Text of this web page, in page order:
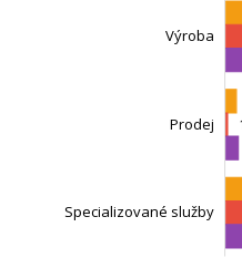
Specializované služby
Výroba
Prodej
Specializované služby